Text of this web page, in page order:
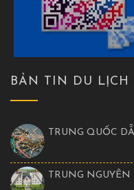
BẢN TIN DU LỊCH
TRUNG QUỐC
TRUNG